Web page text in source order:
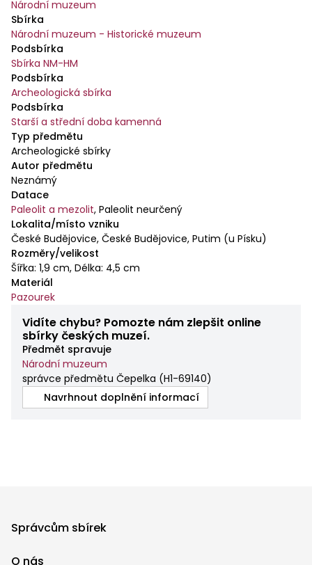
Národní muzeum
Sbírka
Národní muzeum - Historické muzeum
Podsbírka
Sbírka NM-HM
Podsbírka
Archeologická sbírka
Podsbírka
Starší a střední doba kamenná
Typ předmětu
Archeologické sbírky
Autor předmětu
Neznámý
Datace
Paleolit a mezolit, Paleolit neurčený
Lokalita/místo vzniku
České Budějovice, České Budějovice, Putim (u Písku)
Rozměry/velikost
Šířka: 1,9 cm, Délka: 4,5 cm
Materiál
Pazourek
Vidíte chybu? Pomozte nám zlepšit online
sbírky českých muzeí.
Předmět spravuje
Národní muzeum
správce předmětu Čepelka (H1-69140)
Navrhnout doplnění informací
Správcům sbírek
O nás